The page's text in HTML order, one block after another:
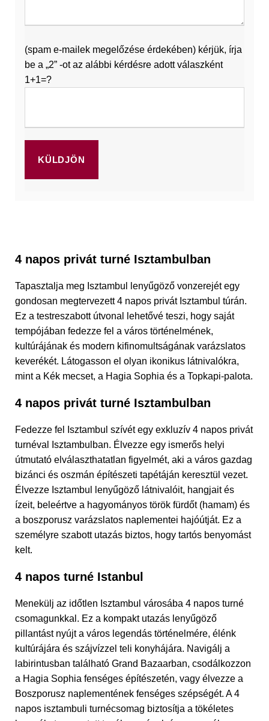
(spam e-mailek megelőzése érdekében) kérjük, írja
be a „2” -ot az alábbi kérdésre adott válaszként
1+1=?
4 napos privát turné Isztambulban
Tapasztalja meg Isztambul lenyűgöző vonzerejét egy
gondosan megtervezett 4 napos privát Isztambul túrán.
Ez a testreszabott útvonal lehetővé teszi, hogy saját
tempójában fedezze fel a város történelmének,
kultúrájának és modern kifinomultságának varázslatos
keverékét. Látogasson el olyan ikonikus látnivalókra,
mint a Kék mecset, a Hagia Sophia és a Topkapi-palota.
4 napos privát turné Isztambulban
Fedezze fel Isztambul szívét egy exkluzív 4 napos privát
turnéval Isztambulban. Élvezze egy ismerős helyi
útmutató elválaszthatatlan figyelmét, aki a város gazdag
bizánci és oszmán építészeti tapétáján keresztül vezet.
Élvezze Isztambul lenyűgöző látnivalóit, hangjait és
ízeit, beleértve a hagyományos török fürdőt (hamam) és
a boszporusz varázslatos naplementei hajóútját. Ez a
személyre szabott utazás biztos, hogy tartós benyomást
kelt.
4 napos turné Istanbul
Menekülj az időtlen Isztambul városába 4 napos turné
csomagunkkal. Ez a kompakt utazás lenyűgöző
pillantást nyújt a város legendás történelmére, élénk
kultúrájára és szájvízzel teli konyhájára. Navigálj a
labirintusban található Grand Bazaarban, csodálkozzon
a Hagia Sophia fenséges építészetén, vagy élvezze a
Boszporusz naplementének fenséges szépségét. A 4
napos isztambuli turnécsomag biztosítja a tökéletes